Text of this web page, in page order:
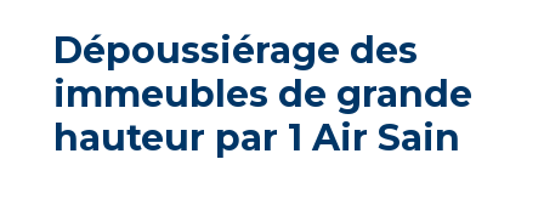
Dépoussiérage des
immeubles de grande
hauteur par 1 Air Sain